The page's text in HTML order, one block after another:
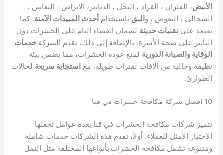
الأبيض، الفئران ، القراد ، النحل ، الدبابير، الابراص ، الثعابين ،
السحالي ، البعوض ، و البق باستخدام أحدث المبيدات الآمنة. كما
تعتمد علىتقنيات حديثة لضمان القضاء التام على الحشرات دون
التأثير على صحة الأسرة. بالإضافة إلى ذلك، تقدم الشركةخدمات
الوقاية والصيانة الدورية لمنع عودة الحشرات، مما يضمن بيئة
نظيفة وخالية من الآفات لفترات طويلة، مع استجابة سريعة لحالات
الطوارئ.
10 افضل شركة مكافحة حشرات في قنا
تتميز شركات مكافحة الحشرات في قنا بعدة عوامل تجعلها
الاختيار الأمثل للعملاء. أولاً، تقدم هذه الشركات خدمات شاملة
ومتنوعة تشمل مكافحة الحشرات بأنواعها المختلفة مثل النمل